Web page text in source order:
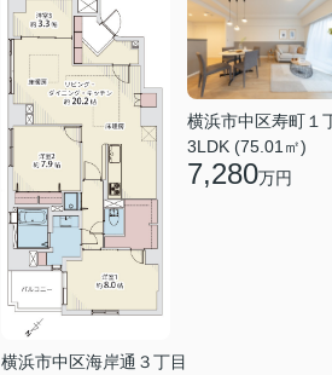
横浜市中区海岸通３丁目
横浜市中区寿町１
3LDK (75.01㎡)
7,280万円